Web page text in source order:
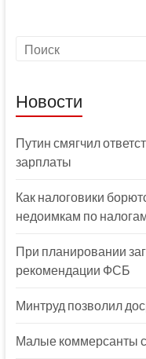
Новости
Путин смягчил
зарплаты
Как налоговики
недоимкам по
При планировании
рекомендации ФСБ
Минтруд позволил
Малые коммерсанты